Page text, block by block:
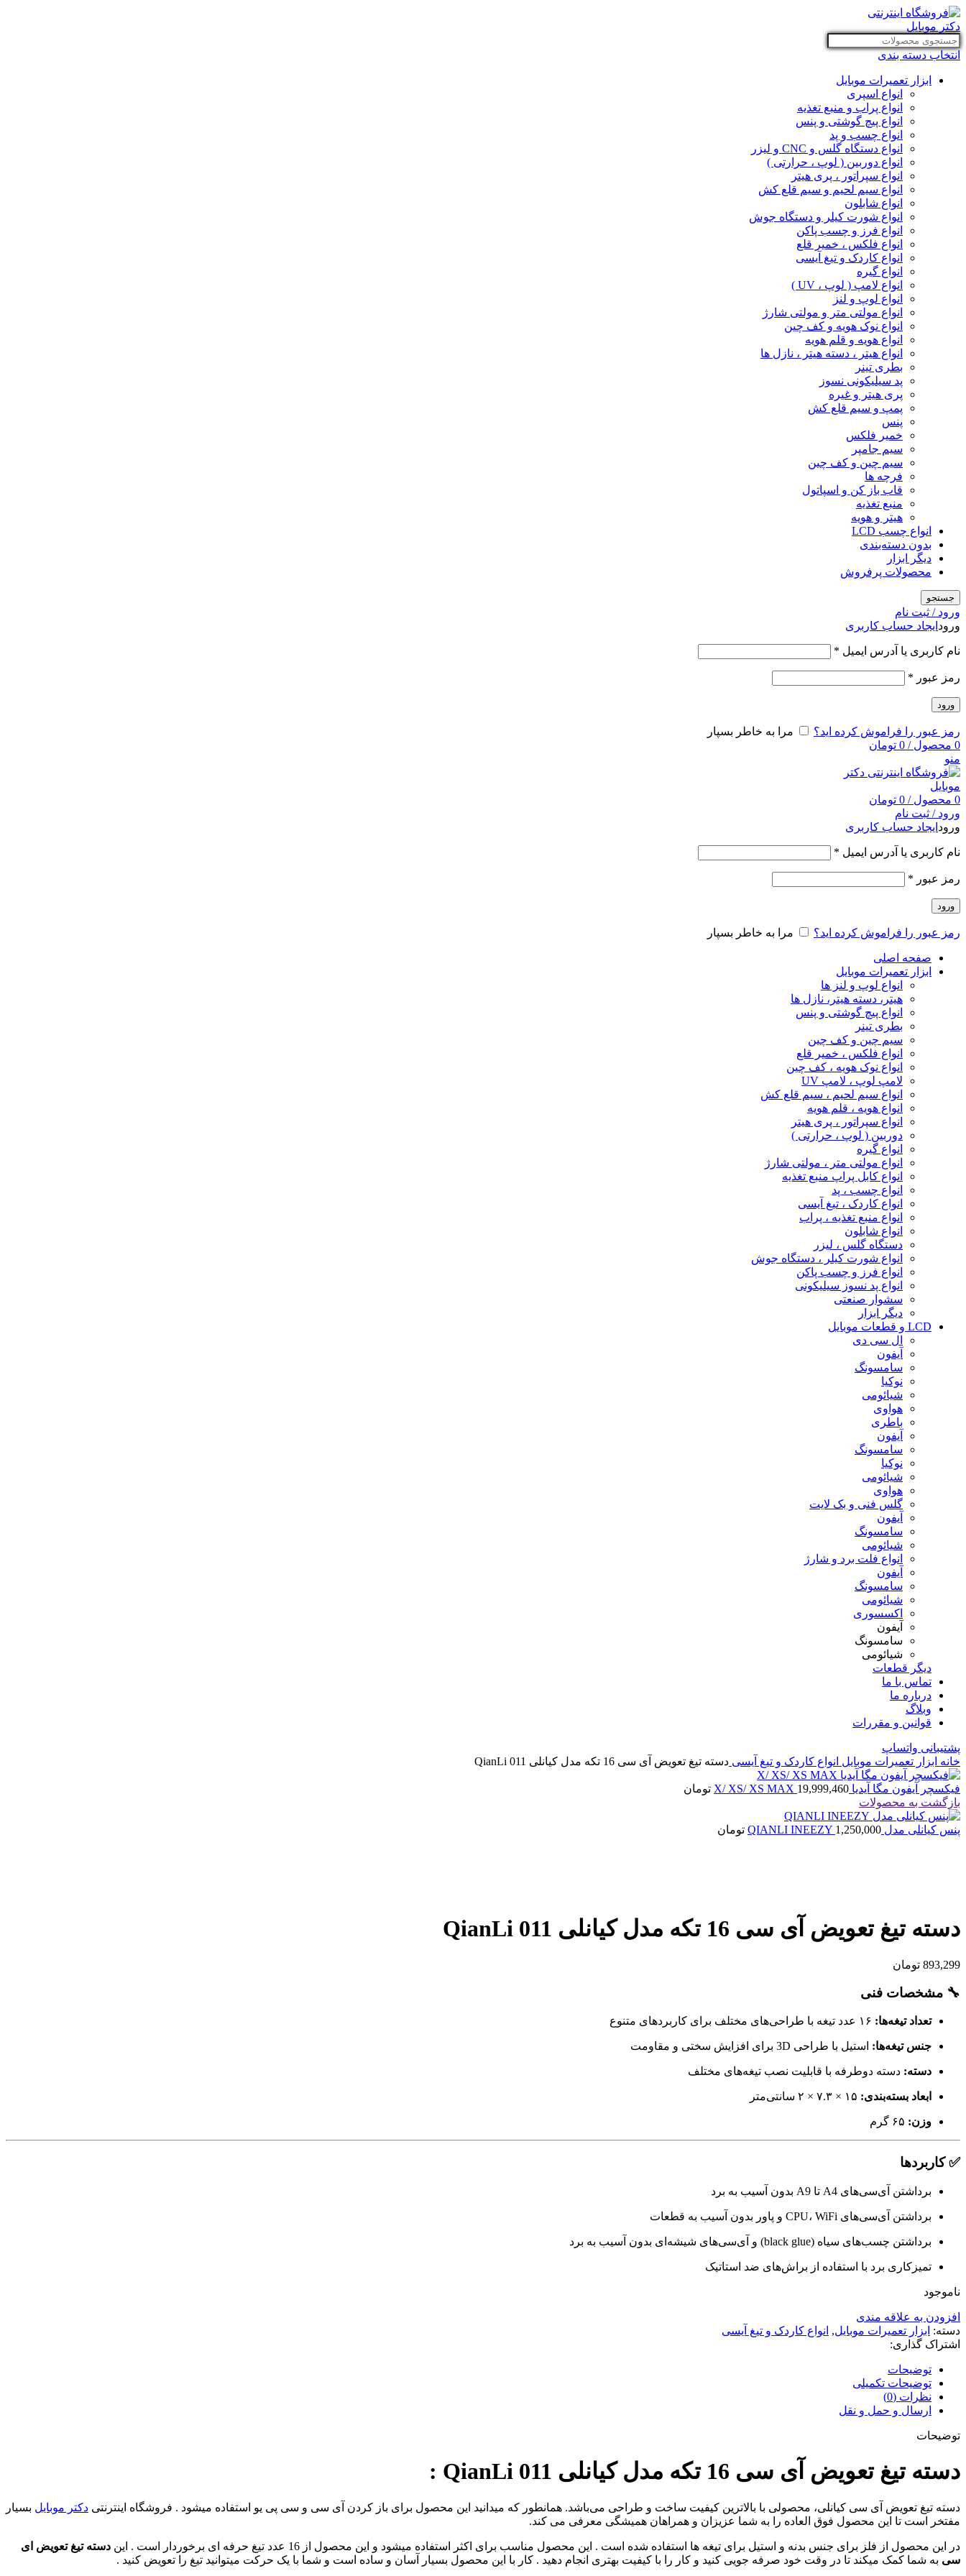
انتخاب دسته بندی
ابزار تعمیرات موبایل
انواع اسپری
انواع پراب و منبع تغذیه
انواع پیچ گوشتی و پنس
انواع چسب و پد
انواع دستگاه گلس و CNC و لیزر
انواع دوربین ( لوپ ، حرارتی )
انواع سپراتور ، پری هیتر
انواع سیم لحیم و سیم قلع کش
انواع شابلون
انواع شورت کیلر و دستگاه جوش
انواع فرز و چسب پاکن
انواع فلکس ، خمیر قلع
انواع کاردک و تیغ آیسی
انواع گیره
انواع لامپ ( لوپ ، UV )
انواع لوپ و لنز
انواع مولتی متر و مولتی شارژ
انواع نوک هویه و کف چین
انواع هویه و قلم هویه
انواع هیتر ، دسته هیتر ، نازل ها
بطری تینر
پد سیلیکونی نسوز
پری هیتر و غیره
پمپ و سیم قلع کش
پنس
خمیر فلکس
سیم جامپر
سیم چین و کف چین
فرچه ها
قاب باز کن و اسپاتول
منبع تغذیه
هیتر و هویه
انواع چسب LCD
بدون دسته‌بندی
دیگر ابزار
محصولات پرفروش
جستجو
ورود / ثبت نام
ورود ایجاد حساب کاربری
نام کاربری یا آدرس ایمیل *
رمز عبور *
ورود
رمز عبور را فراموش کرده اید؟
مرا به خاطر بسپار
0 محصول /
0 تومان
منو
0 محصول /
0 تومان
ورود / ثبت نام
ورود ایجاد حساب کاربری
نام کاربری یا آدرس ایمیل *
رمز عبور *
ورود
رمز عبور را فراموش کرده اید؟ مرا به خاطر بسپار
صفحه اصلی
ابزار تعمیرات موبایل
انواع لوپ و لنز ها
هیتر، دسته هیتر، نازل ها
انواع پیچ‌ گوشتی و پنس
بطری تینر
سیم چین و کف چین
انواع فلکس ، خمیر قلع
انواع نوک هویه ، کف چین
لامپ لوپ ، لامپ UV
انواع سیم لحیم ، سیم قلع کش
انواع هویه ، قلم هویه
انواع سپراتور ، پری هیتر
دوربین ( لوپ ، حرارتی )
انواع گیره
انواع مولتی متر ، مولتی شارژ
انواع کابل پراپ منبع تغذیه
انواع چسب ، پد
انواع کاردک ، تیغ آیسی
انواع منبع تغذیه ، پراب
انواع شابلون
دستگاه گلس ، لیزر
انواع شورت کیلر ، دستگاه جوش
انواع فرز و چسب پاکن
انواع پد نسوز سیلیکونی
سشوار صنعتی
دیگر ابزار
LCD و قطعات موبایل
ال سی دی
آیفون
سامسونگ
نوکیا
شیائومی
هواوی
باطری
آیفون
سامسونگ
نوکیا
شیائومی
هواوی
گلس فنی و بک لایت
آیفون
سامسونگ
شیائومی
انواع فلت برد و شارژ
آیفون
سامسونگ
شیائومی
اکسسوری
آیفون
سامسونگ
شیائومی
دیگر قطعات
تماس با ما
درباره ما
وبلاگ
قوانین و مقررات
پشتیبانی واتساپ
خانه ابزار تعمیرات موبایل انواع کاردک و تیغ آیسی دسته تیغ تعویض آی سی 16 تکه مدل کیانلی QianLi 011
فیکسچر آیفون مگا آیدیا X/ XS/ XS MAX 19,999,460
تومان
بازگشت به محصولات
پنس کیانلی مدل QIANLI INEEZY 1,250,000
تومان
دسته تیغ تعویض آی سی 16 تکه مدل کیانلی QianLi 011
893,299 تومان
🔧 مشخصات فنی
تعداد تیغه‌ها:
جنس تیغه‌ها: استیل با طراحی 3D برای افزایش سختی و مقاومت
دسته: دسته دوطرفه با قابلیت نصب تیغه‌های مختلف
ابعاد بسته‌بندی:
وزن:
✅ کاربردها
برداشتن آی‌سی‌های A4 تا A9 بدون آسیب به برد
برداشتن آی‌سی‌های CPU، WiFi و پاور بدون آسیب به قطعات
برداشتن چسب‌های سیاه (black glue) و آی‌سی‌های شیشه‌ای بدون آسیب به برد
تمیزکاری برد با استفاده از براش‌های ضد استاتیک
ناموجود
افزودن به علاقه مندی
دسته: ابزار تعمیرات موبایل, انواع کاردک و تیغ آیسی
اشتراک گذاری:
توضیحات
توضیحات تکمیلی
نظرات (0)
ارسال و حمل و نقل
توضیحات
دسته تیغ تعویض آی سی 16 تکه مدل کیانلی QianLi 011 :
دسته تیغ تعویض آی سی کیانلی، محصولی با بالاترین کیفیت ساخت و طراحی می‌باشد. همانطور که میدانید این محصول برای باز کردن آی سی و سی پی یو استفاده میشود . فروشگاه اینترنتی دکتر موبایل بسیار
مفتخر است تا این محصول فوق العاده را به شما عزیزان و همراهان همیشگی معرفی می کند.
در این محصول از فلز برای جنس بدنه و استیل برای تیغه ها استفاده شده است . این محصول مناسب برای اکثر استفاده میشود و این محصول از 16 عدد تیغ حرفه ای برخوردار است . این
دسته تیغ تعویض ای
سی به شما کمک میکند تا در وقت خود صرفه جویی کنید و کار را با کیفیت بهتری انجام دهید . کار با این محصول بسیار آسان و ساده است و شما با یک حرکت میتوانید تیغ را تعویض کنید .